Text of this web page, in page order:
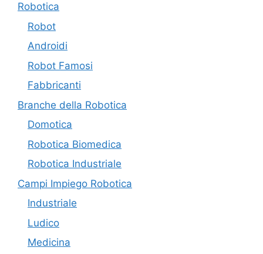
Robotica
Robot
Androidi
Robot Famosi
Fabbricanti
Branche della Robotica
Domotica
Robotica Biomedica
Robotica Industriale
Campi Impiego Robotica
Industriale
Ludico
Medicina